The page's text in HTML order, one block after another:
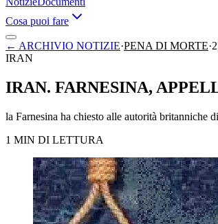
Cosa puoi fare
← ARCHIVIO NOTIZIE·PENA DI MORTE·
IRAN
IRAN. FARNESINA,
la Farnesina ha chiesto alle autorità britanniche
1 MIN DI LETTURA